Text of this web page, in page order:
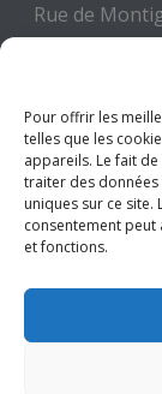
Pour offrir les
telles que les
appareils. Le fait
traiter des
uniques sur ce
consentement
et fonctions.
Rue de
6000
Mail:
TVA BE